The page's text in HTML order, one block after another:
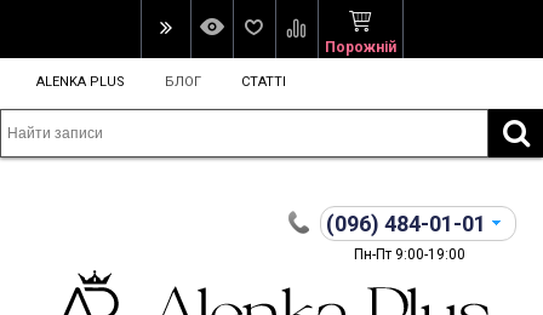
Порожній
ALENKA PLUS БЛОГ СТАТТІ
(096) 484-01-01
Пн-Пт 9:00-19:00